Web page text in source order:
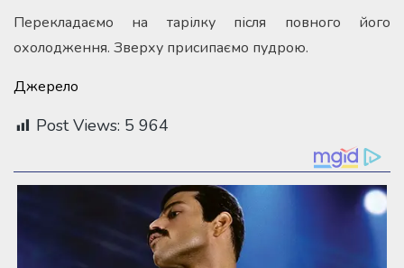
Перекладаємо на тарілку після повного його
охолодження. Зверху присипаємо пудрою.
Джерело
Post Views: 5 964